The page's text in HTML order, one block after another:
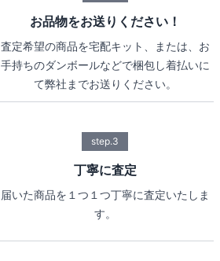
お品物をお送りください！
査定希望の商品を宅配キット、または、お
手持ちのダンボールなどで梱包し着払いに
て弊社までお送りください。
step.3
丁寧に査定
届いた商品を１つ１つ丁寧に査定いたしま
す。